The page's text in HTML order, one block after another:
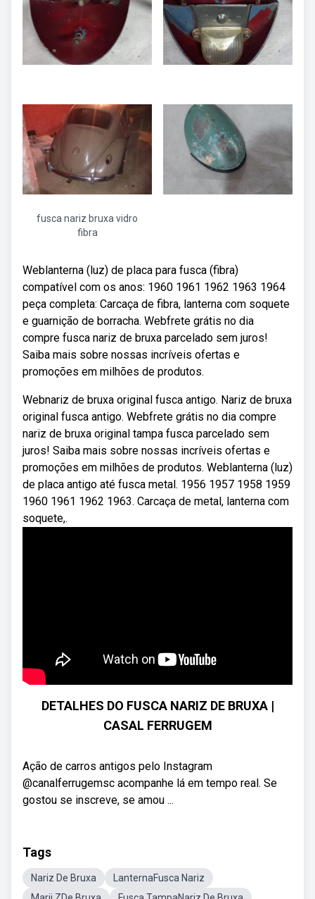
fusca nariz bruxa vidro
fibra
Weblanterna (luz) de placa para fusca (fibra)
compatível com os anos: 1960 1961 1962 1963 1964
peça completa: Carcaça de fibra, lanterna com soquete
e guarnição de borracha. Webfrete grátis no dia
compre fusca nariz de bruxa parcelado sem juros!
Saiba mais sobre nossas incríveis ofertas e
promoções em milhões de produtos.
Webnariz de bruxa original fusca antigo. Nariz de bruxa
original fusca antigo. Webfrete grátis no dia compre
nariz de bruxa original tampa fusca parcelado sem
juros! Saiba mais sobre nossas incríveis ofertas e
promoções em milhões de produtos. Weblanterna (luz)
de placa antigo até fusca metal. 1956 1957 1958 1959
1960 1961 1962 1963. Carcaça de metal, lanterna com
soquete,.
DETALHES DO FUSCA NARIZ DE BRUXA |
CASAL FERRUGEM
Ação de carros antigos pelo Instagram
@canalferrugemsc acompanhe lá em tempo real. Se
gostou se inscreve, se amou ...
Tags
Nariz De Bruxa
LanternaFusca Nariz